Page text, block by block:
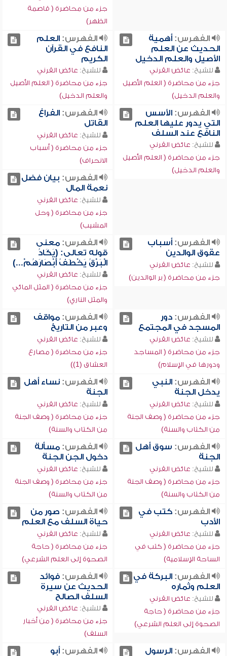
جزء من محاضرة ( قاصمة
الظهر)
الفهرس:أهمية
الحديث عن العلم
الأصيل والعلم الدخيل
للشيخ: عائض القرني
جزء من محاضرة ( العلم الأصيل
والعلم الدخيل)
الفهرس:العلم
النافع في القرآن
الكريم
للشيخ: عائض القرني
جزء من محاضرة ( العلم الأصيل
والعلم الدخيل)
الفهرس:الأسس
التي يدور عليها العلم
النافع عند السلف
للشيخ: عائض القرني
جزء من محاضرة ( العلم الأصيل
والعلم الدخيل)
الفهرس:الفراغ
القاتل
للشيخ: عائض القرني
جزء من محاضرة ( أسباب
الانحراف)
الفهرس: بيان فضل
نعمة المال
للشيخ: عائض القرني
جزء من محاضرة ( وحل
المشيب)
الفهرس:أسباب
عقوق الوالدين
للشيخ: عائض القرني
جزء من محاضرة ( بر الوالدين)
الفهرس:معنى
قوله تعالى: (يَكَادُ
الْبَرْقُ يَخْطَفُ أَبْصَارَهُمْ...)
للشيخ: عائض القرني
جزء من محاضرة ( المثل المائي
والمثل الناري)
الفهرس:دور
المسجد في المجتمع
للشيخ: عائض القرني
جزء من محاضرة ( المساجد
ودورها في الإسلام)
الفهرس:مواقف
وعبر من التاريخ
للشيخ: عائض القرني
جزء من محاضرة ( مصارع
العشاق (1))
الفهرس:النبي
يدخل الجنة
للشيخ: عائض القرني
جزء من محاضرة ( وصف الجنة
من الكتاب والسنة)
الفهرس:نساء أهل
الجنة
للشيخ: عائض القرني
جزء من محاضرة ( وصف الجنة
من الكتاب والسنة)
الفهرس: سوق أهل
الجنة
للشيخ: عائض القرني
جزء من محاضرة ( وصف الجنة
من الكتاب والسنة)
الفهرس:مسألة
دخول الجن الجنة
للشيخ: عائض القرني
جزء من محاضرة ( وصف الجنة
من الكتاب والسنة)
الفهرس:كتب في
الأدب
للشيخ: عائض القرني
جزء من محاضرة ( كتب في
الساحة الإسلامية)
الفهرس: صور من
حياة السلف مع العلم
للشيخ: عائض القرني
جزء من محاضرة ( حاجة
الصحوة إلى العلم الشرعي)
الفهرس:البركة في
العلم وثماره
للشيخ: عائض القرني
جزء من محاضرة ( حاجة
الصحوة إلى العلم الشرعي)
الفهرس:فوائد
الحديث عن سيرة
السلف الصالح
للشيخ: عائض القرني
جزء من محاضرة ( من أخبار
السلف)
الفهرس:الرسول
الفهرس:أبو